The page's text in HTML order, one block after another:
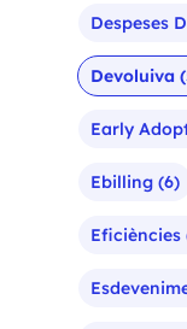
Despeses
Devoluiva
Early
Ebilling (6)
Eficiències